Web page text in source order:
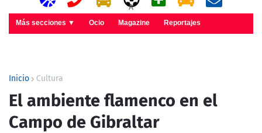
A
Más secciones ▼ Ocio Magazine Reportajes
Inicio Cultura
El ambiente flamenco en el
Campo de Gibraltar